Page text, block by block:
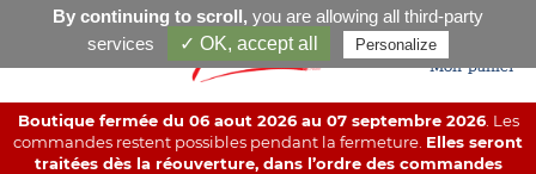
Mon panier
Boutique fermée du 06 aout 2026 au 07 septembre 2026. Les
commandes restent possibles pendant la fermeture. Elles seront
traitées dès la réouverture, dans l’ordre des commandes
By continuing to scroll, you are allowing all third-party
services
✓ OK, accept all Personalize